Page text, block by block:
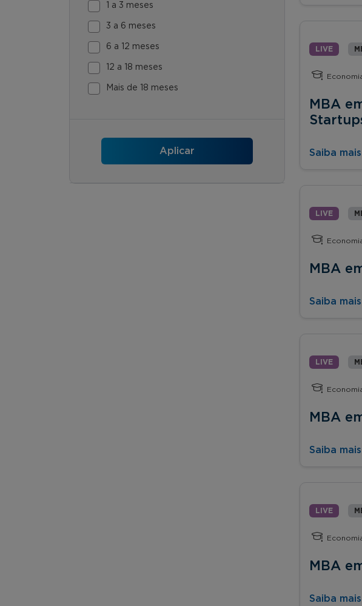
1 a 3 meses
3 a 6 meses
6 a 12 meses
12 a 18 meses
Mais de 18 meses
LIVE
MBA
Saiba mais
LIVE
MBA
Saiba mais
LIVE
MBA
Saiba mais
LIVE
MBA
Saiba mais